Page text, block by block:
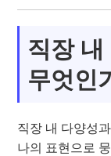
직장
무엇인
직장 내 다양성
나의 표현으로